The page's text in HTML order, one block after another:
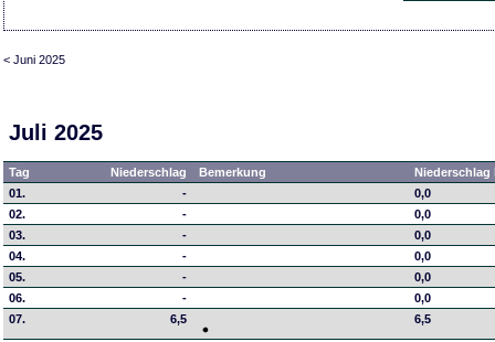
< Juni 2025
Juli 2025
Tag Niederschlag Bemerkung
01.
-
0,0
02.
-
0,0
03.
-
0,0
04.
-
0,0
05.
-
0,0
06.
-
0,0
07.
6,5 6,5